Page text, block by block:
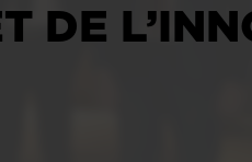
DE